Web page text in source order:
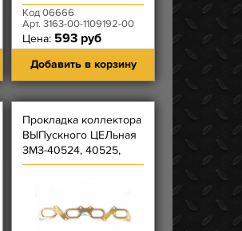
Код 06666
Арт. 3163-00-1109192-00
Цена: 593 руб
Добавить в корзину
Прокладка коллектора
ВЫПускного ЦЕЛьная
ЗМЗ-40524, 40525,
40904 Фритекс